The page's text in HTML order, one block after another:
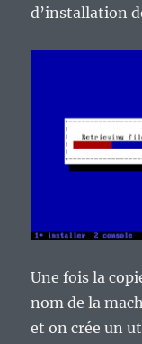
d’installation
Une fois la
nom de la
et on crée un